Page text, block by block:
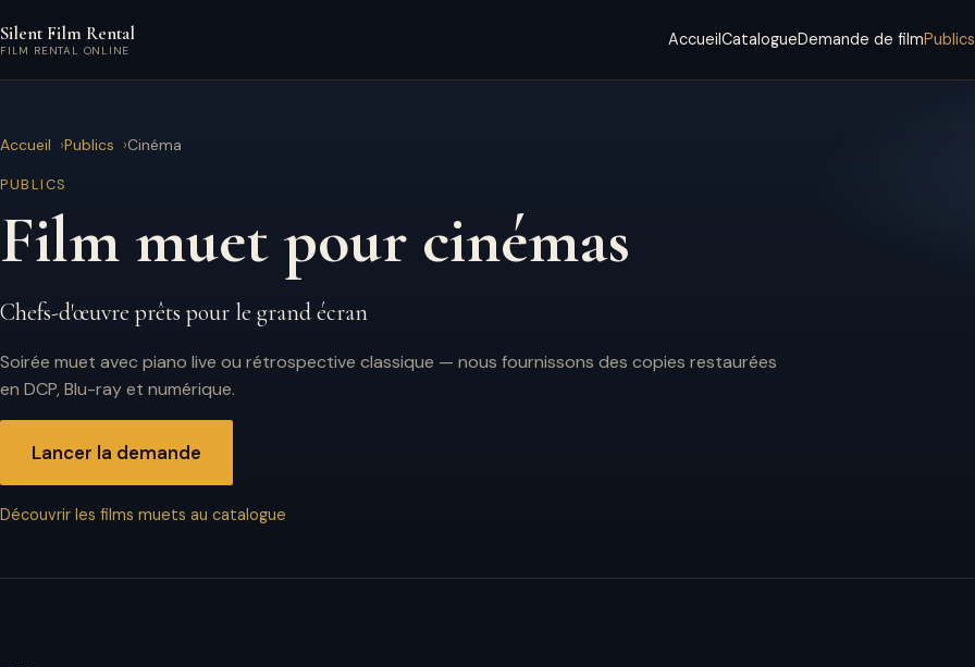
Silent Film Rental
FILM RENTAL ONLINE
AccueilCatalogueDemande de filmPublics
Accueil Publics Cinéma
PUBLICS
Film muet pour cinémas
Chefs-d'œuvre prêts pour le grand écran
Soirée muet avec piano live ou rétrospective classique — nous fournissons des copies restaurées
en DCP, Blu-ray et numérique.
Lancer la demande
Découvrir les films muets au catalogue